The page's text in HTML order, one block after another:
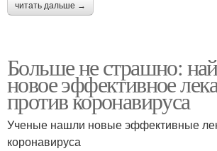
читать дальше →
Больше не страшно:
новое эффективное
против коронавируса
Ученые нашли новые эффективные
коронавируса